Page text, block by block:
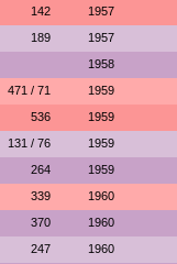
142 1957
189 1957
1958
471 / 71 1959
536 1959
131 / 76 1959
264 1959
339 1960
370 1960
247 1960